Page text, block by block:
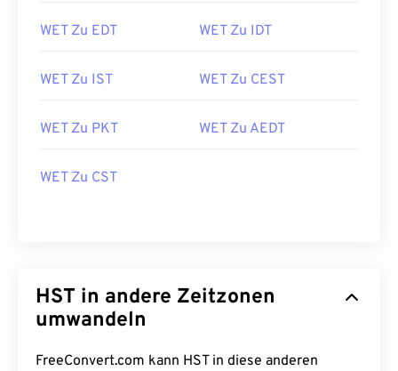
WET Zu EDT WET Zu IDT
WET Zu IST WET Zu CEST
WET Zu PKT WET Zu AEDT
WET Zu CST
HST in andere Zeitzonen
umwandeln
FreeConvert.com kann HST in diese anderen